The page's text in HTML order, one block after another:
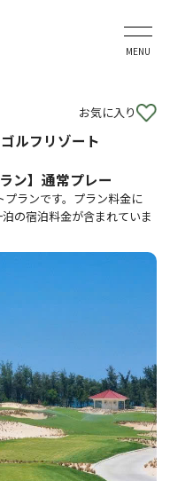
MENU
お気に入り
ルフリゾート
ン】通常プレー
ランです。プラン料金に
の宿泊料金が含まれていま